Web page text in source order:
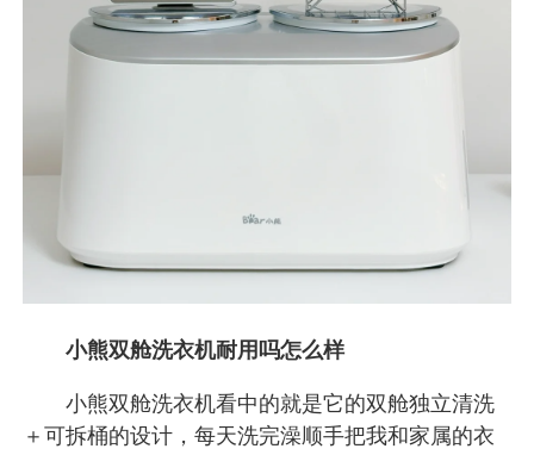
小熊双舱洗衣机耐用吗怎么样
小熊双舱洗衣机看中的就是它的双舱独立清洗
＋可拆桶的设计，每天洗完澡顺手把我和家属的衣